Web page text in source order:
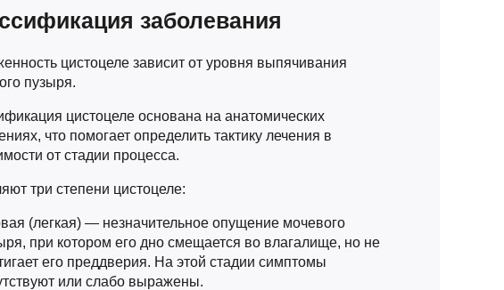
заболевания
цистоцеле зависит от уровня выпячивания
пузыря.
цистоцеле основана на анатомических
что помогает определить тактику лечения в
от стадии процесса.
три степени цистоцеле:
(легкая) — незначительное опущение мочевого
при котором его дно смещается во влагалище, но не
его преддверия. На этой стадии симптомы
или слабо выражены.